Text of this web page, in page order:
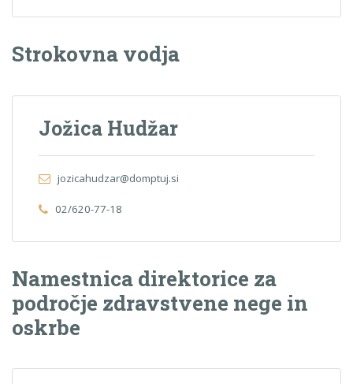
Strokovna vodja
Jožica Hudžar
jozicahudzar@domptuj.si
02/620-77-18
Namestnica direktorice za
področje zdravstvene nege in
oskrbe